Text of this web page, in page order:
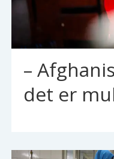
–
det er